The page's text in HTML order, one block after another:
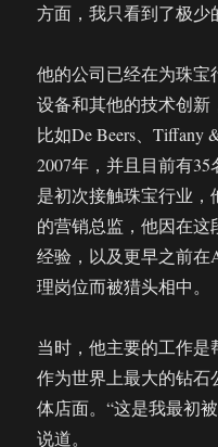
方面，我只看到了极少
他的公司已经在为珠
设备和其他的技术创新
比如De Beers、Tiffany
2007年，并且目前有35
是初次接触珠宝行业，
的营销总监，他因在
经验，以及更早之前在
理岗位而被猎头相中。
当时，他主要的工作是
作为世界上最大的钻石
体店面。“这是我最初
说道。